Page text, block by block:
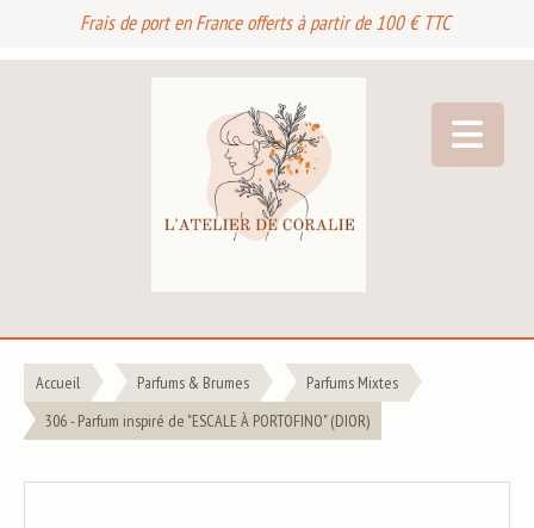
Frais de port en France offerts à partir de 100 € TTC
Accueil Parfums & Brumes
Parfums Mixtes
306 - Parfum inspiré de "ESCALE À PORTOFINO" (DIOR)